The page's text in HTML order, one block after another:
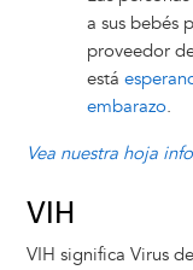
a sus bebés
proveedor
está
embarazo.
Vea nuestra hoja
VIH
VIH significa Virus